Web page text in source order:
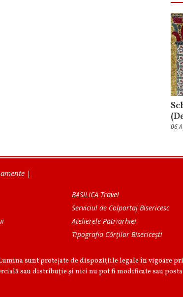
06
|
BASILICA Travel
Serviciul de Colportaj Bisericesc
Atelierele Patriarhiei
Tipografia Cărţilor Bisericeşti
sunt protejate de dispoziţiile legale în vigoare
sau distribuţie şi nici nu pot fi modificate sau